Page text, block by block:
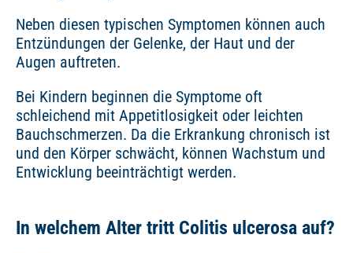
Neben diesen typischen Symptomen können auch
Entzündungen der Gelenke, der Haut und der
Augen auftreten.
Bei Kindern beginnen die Symptome oft
schleichend mit Appetitlosigkeit oder leichten
Bauchschmerzen. Da die Erkrankung chronisch ist
und den Körper schwächt, können Wachstum und
Entwicklung beeinträchtigt werden.
In welchem Alter tritt Colitis ulcerosa auf?